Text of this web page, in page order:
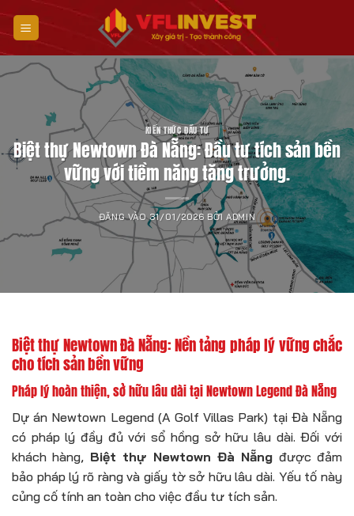
qua
nội
dung
KIẾN THỨC ĐẦU TƯ
Biệt thự Newtown Đà Nẵng: Đầu tư tích sản bền
vững với tiềm năng tăng trưởng.
ĐĂNG VÀO31/01/2026 BỞIADMIN
Biệt thự Newtown Đà Nẵng: Nền tảng pháp lý vững chắc
cho tích sản bền vững
Pháp lý hoàn thiện, sở hữu lâu dài tại Newtown Legend Đà Nẵng
Dự án Newtown Legend (A Golf Villas Park) tại Đà Nẵng
có pháp lý đầy đủ với sổ hồng sở hữu lâu dài. Đối với
khách hàng, Biệt thự Newtown Đà Nẵng được đảm
bảo pháp lý rõ ràng và giấy tờ sở hữu lâu dài. Yếu tố này
củng cố tính an toàn cho việc đầu tư tích sản.